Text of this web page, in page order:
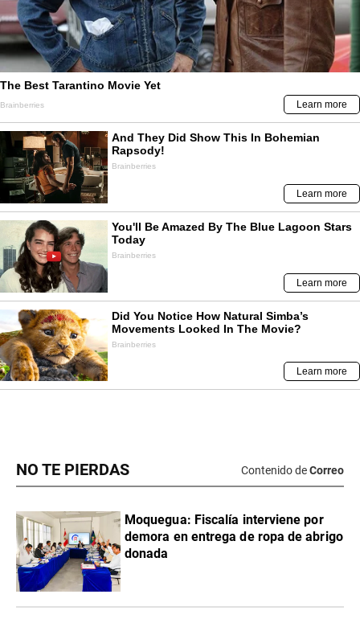
NO TE PIERDAS Contenido deCorreo
Moquegua: Fiscalía interviene por
demora en entrega de ropa de abrigo
donada